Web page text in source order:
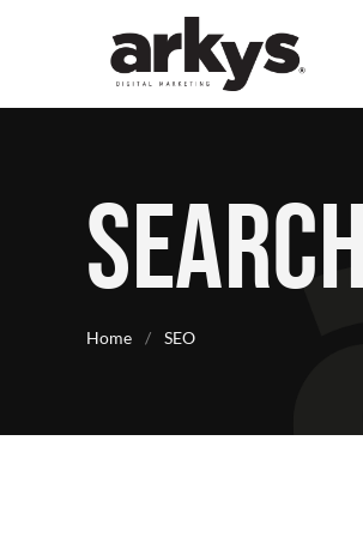
Home / SEO